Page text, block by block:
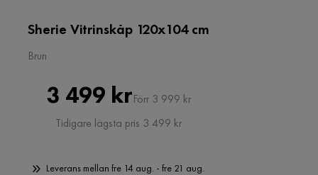
Sherie Vitrinskåp 120x104 cm
Brun
Pris
3 499 krOriginal
Pris
Förr 3 999 kr
Tidigare lägsta pris 3 499 kr
Leverans mellan fre 14 aug. - fre 21 aug.